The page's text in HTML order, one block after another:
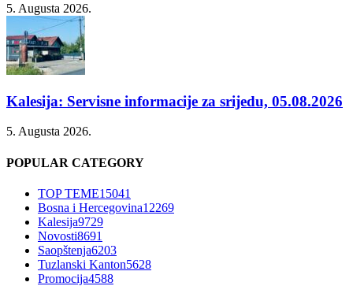
5. Augusta 2026.
Kalesija: Servisne informacije za srijedu, 05.08.2026
5. Augusta 2026.
POPULAR CATEGORY
TOP TEME15041
Bosna i Hercegovina12269
Kalesija9729
Novosti8691
Saopštenja6203
Tuzlanski Kanton5628
Promocija4588